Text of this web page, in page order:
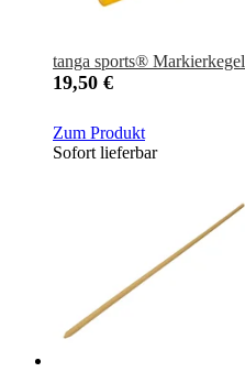
tanga sports®
19,50 €
Zum Produkt
Sofort lieferbar